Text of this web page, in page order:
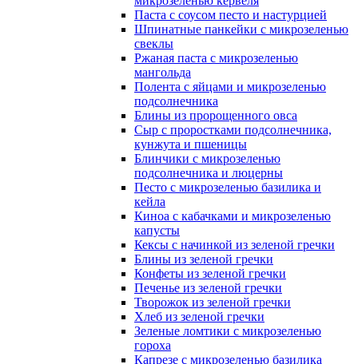
Паста с соусом песто и настурцией
Шпинатные панкейки с микрозеленью
свеклы
Ржаная паста с микрозеленью
мангольда
Полента с яйцами и микрозеленью
подсолнечника
Блины из пророщенного овса
Cыр с проростками подсолнечника,
кунжута и пшеницы
Блинчики с микрозеленью
подсолнечника и люцерны
Песто с микрозеленью базилика и
кейла
Киноа с кабачками и микрозеленью
капусты
Кексы с начинкой из зеленой гречки
Блины из зеленой гречки
Конфеты из зеленой гречки
Печенье из зеленой гречки
Творожок из зеленой гречки
Хлеб из зеленой гречки
Зеленые ломтики с микрозеленью
гороха
Капрезе с микрозеленью базилика